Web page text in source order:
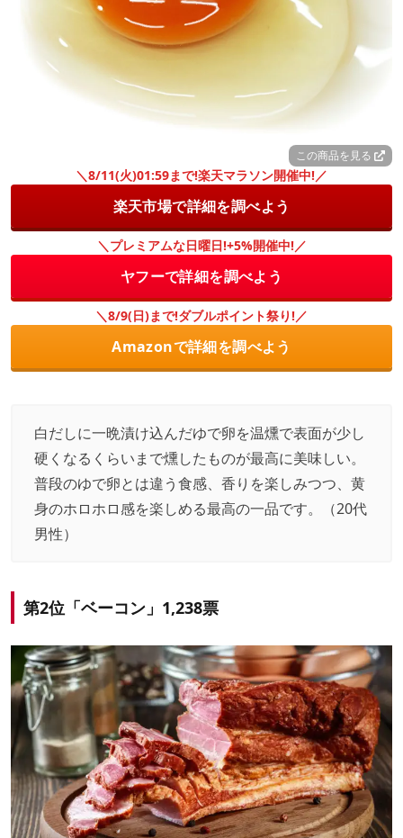
この商品を見る
＼8/11(火)01:59まで!楽天マラソン開催中!／
楽天市場で詳細を調べよう
＼プレミアムな日曜日!+5%開催中!／
ヤフーで詳細を調べよう
＼8/9(日)まで!ダブルポイント祭り!／
Amazonで詳細を調べよう
白だしに一晩漬け込んだゆで卵を温燻で表面が少し
硬くなるくらいまで燻したものが最高に美味しい。
普段のゆで卵とは違う食感、香りを楽しみつつ、黄
身のホロホロ感を楽しめる最高の一品です。（20代
男性）
第2位「ベーコン」1,238票